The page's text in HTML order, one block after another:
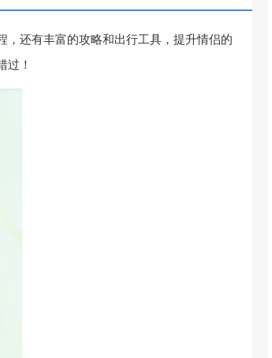
，还有丰富的攻略和出行工具，提升情侣的
过！